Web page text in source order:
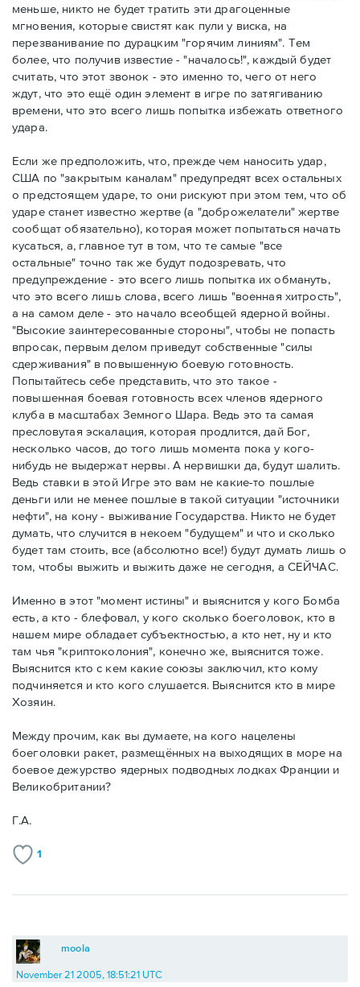
меньше, никто не будет тратить эти драгоценные
мгновения, которые свистят как пули у виска, на
перезванивание по дурацким "горячим линиям". Тем
более, что получив известие - "началось!", каждый будет
считать, что этот звонок - это именно то, чего от него
ждут, что это ещё один элемент в игре по затягиванию
времени, что это всего лишь попытка избежать ответного
удара.
Если же предположить, что, прежде чем наносить удар,
США по "закрытым каналам" предупредят всех остальных
о предстоящем ударе, то они рискуют при этом тем, что об
ударе станет известно жертве (а "доброжелатели" жертве
сообщат обязательно), которая может попытаться начать
кусаться, а, главное тут в том, что те самые "все
остальные" точно так же будут подозревать, что
предупреждение - это всего лишь попытка их обмануть,
что это всего лишь слова, всего лишь "военная хитрость",
а на самом деле - это начало всеобщей ядерной войны.
"Высокие заинтересованные стороны", чтобы не попасть
впросак, первым делом приведут собственные "силы
сдерживания" в повышенную боевую готовность.
Попытайтесь себе представить, что это такое -
повышенная боевая готовность всех членов ядерного
клуба в масштабах Земного Шара. Ведь это та самая
пресловутая эскалация, которая продлится, дай Бог,
несколько часов, до того лишь момента пока у кого-
нибудь не выдержат нервы. А нервишки да, будут шалить.
Ведь ставки в этой Игре это вам не какие-то пошлые
деньги или не менее пошлые в такой ситуации "источники
нефти", на кону - выживание Государства. Никто не будет
думать, что случится в некоем "будущем" и что и сколько
будет там стоить, все (абсолютно все!) будут думать лишь о
том, чтобы выжить и выжить даже не сегодня, а СЕЙЧАС.
Именно в этот "момент истины" и выяснится у кого Бомба
есть, а кто - блефовал, у кого сколько боеголовок, кто в
нашем мире обладает субъектностью, а кто нет, ну и кто
там чья "криптоколония", конечно же, выяснится тоже.
Выяснится кто с кем какие союзы заключил, кто кому
подчиняется и кто кого слушается. Выяснится кто в мире
Хозяин.
Между прочим, как вы думаете, на кого нацелены
боеголовки ракет, размещённых на выходящих в море на
боевое дежурство ядерных подводных лодках Франции и
Великобритании?
Г.А.
1
moola
November 21 2005, 18:51:21 UTC